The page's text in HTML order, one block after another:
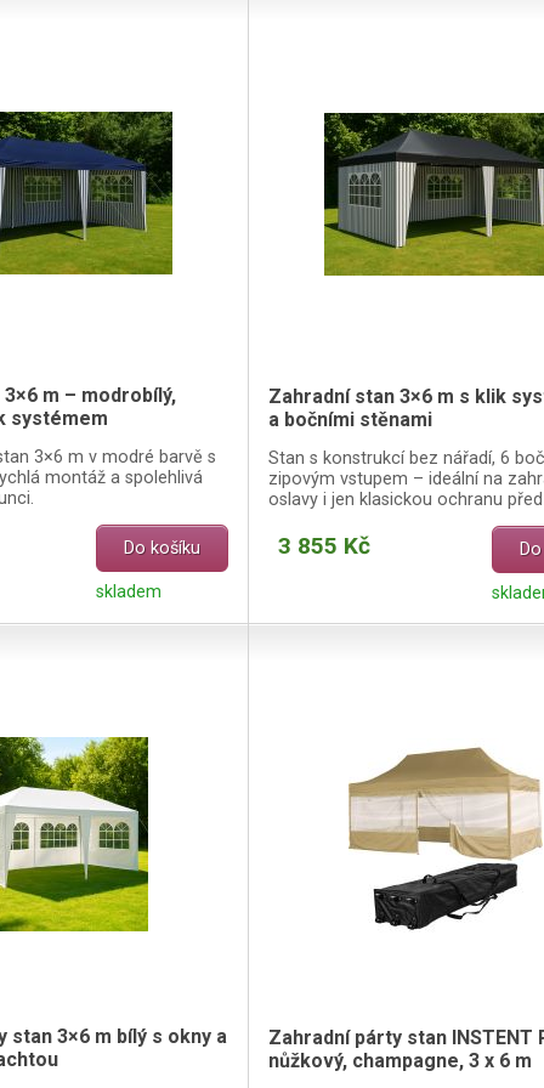
m – modrobílý,
systémem
3×6 m v modré barvě s
montáž a spolehlivá
Do košíku
skladem
Zahradní stan 3×6 m s klik
a bočními stěnami
Stan s konstrukcí bez nářadí, 6
zipovým vstupem – ideální na
oslavy i jen klasickou ochranu
3 855 Kč
stan 3×6 m bílý s okny a
Zahradní párty stan INSTENT
nůžkový, champagne, 3 x 6 m